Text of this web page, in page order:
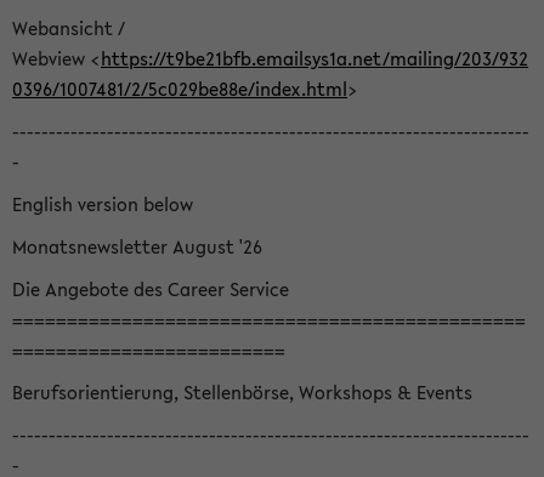
Webansicht /
Webview <https://t9be21bfb.emailsys1a.net/mailing/203/932
0396/1007481/2/5c029be88e/index.html>
-----------------------------------------------------------------------
-
English version below
Monatsnewsletter August '26
Die Angebote des Career Service
===============================================
=========================
Berufsorientierung, Stellenbörse, Workshops & Events
-----------------------------------------------------------------------
-